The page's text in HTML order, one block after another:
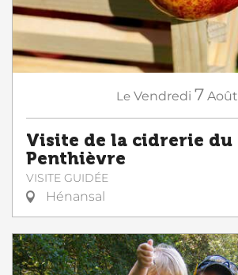
Le Vendredi 7 Août
Visite de la cidrerie du
Penthièvre
VISITE GUIDÉE
Hénansal